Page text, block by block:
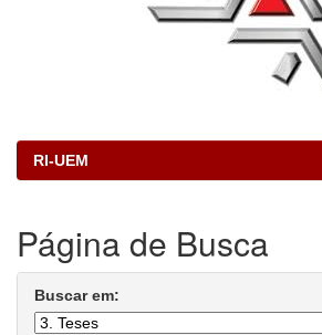
RI-UEM
Página de Busca
Buscar em: